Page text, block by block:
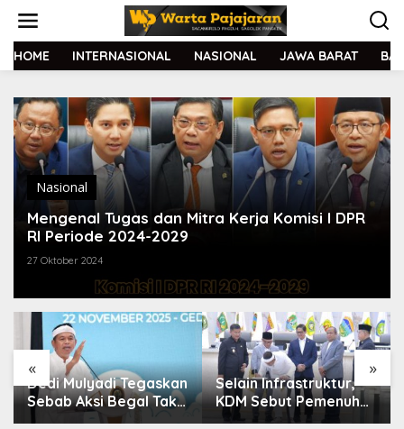
t
HOME INTERNASIONAL NASIONAL JAWA BARAT
Nasional
Mengenal Tugas dan Mitra Kerja Komisi I DPR
RI Periode 2024-2029
27 Oktober 2024
« »
Dedi Mulyadi Tegaskan
Sebab Aksi Begal Tak
Boleh Hanya Dikaitkan
Selain Infrastruktur,
KDM Sebut Pemenuhan
Kebutuhan Dasar